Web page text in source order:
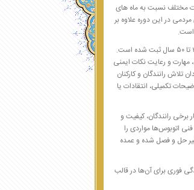
سال جاری با ثبت یک هزار و ۱۷۱ پیام در موضوعات مختلف نسبت به ماه های
در این دوره علاوه بر
است.
وی افزود: ۶۴.۸ درصد مشارکت‌کنندگان مرد و ۳۵.۲ درصد زن بوده‌اند و بخش عمده از پیام‌ها از سوی افراد ۲۰ تا ۵۰ سال ثبت شده است.
و رعایت نکات ایمنی
قدردان تلاش رانندگان و کارکنان
توضیحات تکمیلی، انتقادات یا
رانندگان، کیفیت و
اتوبوس‌ها مواردی را
حل و فصل شده و عمده
فوری برای آن‌ها در قالب